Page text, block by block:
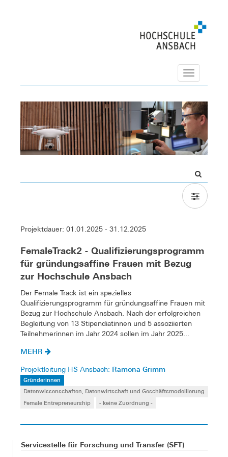
Navigation
Projektdauer: 01.01.2025 - 31.12.2025
FemaleTrack2 - Qualifizierungsprogramm
für gründungsaffine Frauen mit Bezug
zur Hochschule Ansbach
Der Female Track ist ein spezielles
Qualifizierungsprogramm für gründungsaffine Frauen mit
Bezug zur Hochschule Ansbach. Nach der erfolgreichen
Begleitung von 13 Stipendiatinnen und 5 assoziierten
Teilnehmerinnen im Jahr 2024 sollen im Jahr 2025...
MEHR
Projektleitung HS Ansbach: Ramona Grimm
Gründerinnen
Datenwissenschaften, Datenwirtschaft und Geschäftsmodellierung
Female Entrepreneurship
- keine Zuordnung -
Servicestelle für Forschung und Transfer (SFT)